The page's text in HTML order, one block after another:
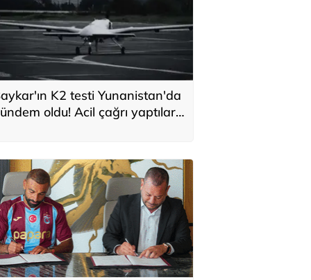
K2 testi Yunanistan'da
oldu! Acil çağrı yaptılar...